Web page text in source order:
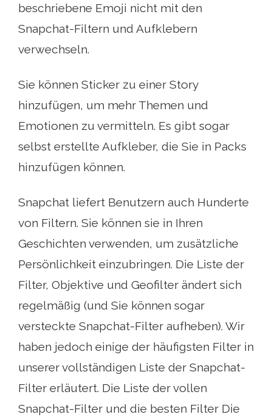
beschriebene Emoji nicht mit den
Snapchat-Filtern und Aufklebern
verwechseln.
Sie können Sticker zu einer Story
hinzufügen, um mehr Themen und
Emotionen zu vermitteln. Es gibt sogar
selbst erstellte Aufkleber, die Sie in Packs
hinzufügen können.
Snapchat liefert Benutzern auch Hunderte
von Filtern. Sie können sie in Ihren
Geschichten verwenden, um zusätzliche
Persönlichkeit einzubringen. Die Liste der
Filter, Objektive und Geofilter ändert sich
regelmäßig (und Sie können sogar
versteckte Snapchat-Filter aufheben). Wir
haben jedoch einige der häufigsten Filter in
unserer vollständigen Liste der Snapchat-
Filter erläutert. Die Liste der vollen
Snapchat-Filter und die besten Filter Die